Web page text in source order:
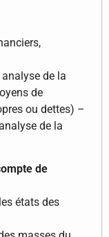
de la
de
ou dettes) –
de la
de
états des